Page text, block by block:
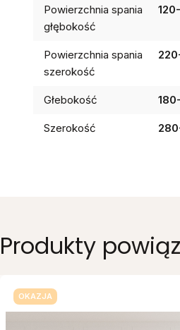
Powierzchnia spania
głębokość
Powierzchnia spania
szerokość
Głebokość
Szerokość
Produkty
OKAZJA